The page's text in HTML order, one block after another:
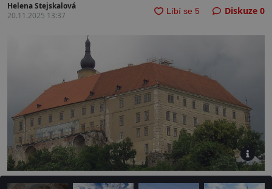
Helena Stejskalová
20.11.2025 13:37
Diskuze 0